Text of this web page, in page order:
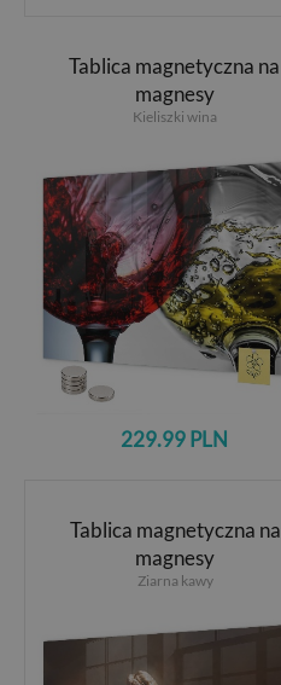
Tablica magnetyczna na
magnesy
Kieliszki wina
229.99 PLN
Tablica magnetyczna na
magnesy
Ziarna kawy